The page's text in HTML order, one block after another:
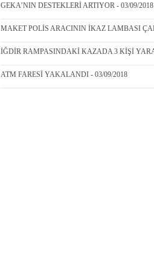
GEKA’NIN DESTEKLERİ ARTIYOR - 03/09/2018
MAKET POLİS ARACININ İKAZ LAMBASI
İĞDİR RAMPASINDAKİ KAZADA 3 KİŞİ
ATM FARESİ YAKALANDI - 03/09/2018